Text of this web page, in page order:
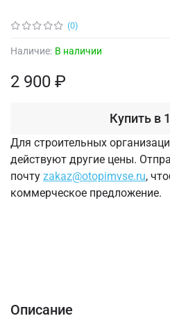
(0)
Наличие: В наличии
2 900 ₽
Купить в
Для строительных
действуют другие цены.
почту zakaz@otopimvse.ru,
коммерческое предложение.
Описание